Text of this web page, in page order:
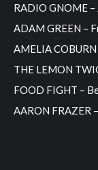
RADIO GNOME
ADAM GREEN –
AMELIA
THE LEMON
FOOD FIGHT –
AARON FRAZER